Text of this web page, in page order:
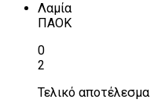
Λαμία
ΠΑΟΚ
0
2
Τελικό αποτέλεσμα